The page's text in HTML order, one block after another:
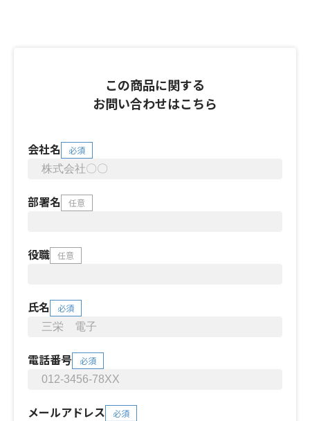
この商品に関する
お問い合わせはこちら
会社名 必須
部署名 任意
役職 任意
氏名 必須
電話番号 必須
メールアドレス 必須